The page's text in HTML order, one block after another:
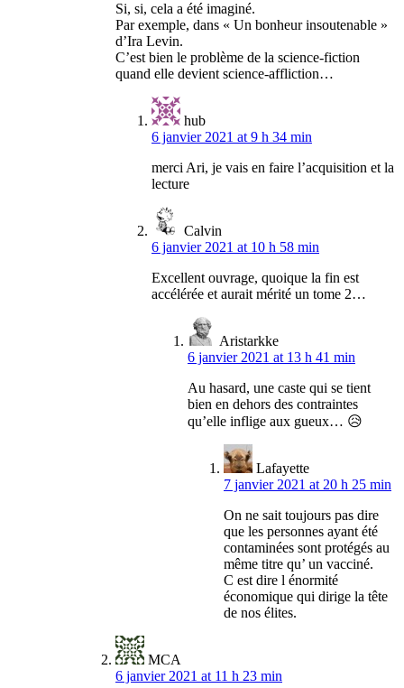
Si, si, cela a été imaginé.
Par exemple, dans « Un bonheur insoutenable »
d’Ira Levin.
C’est bien le problème de la science-fiction
quand elle devient science-affliction…
hub
6 janvier 2021 at 9 h 34 min
merci Ari, je vais en faire l’acquisition et la
lecture
Calvin
6 janvier 2021 at 10 h 58 min
Excellent ouvrage, quoique la fin est
accélérée et aurait mérité un tome 2…
Aristarkke
6 janvier 2021 at 13 h 41 min
Au hasard, une caste qui se tient
bien en dehors des contraintes
qu’elle inflige aux gueux… 😥
Lafayette
7 janvier 2021 at 20 h 25 min
On ne sait toujours pas dire
que les personnes ayant été
contaminées sont protégés au
même titre qu’ un vacciné.
C est dire l énormité
économique qui dirige la tête
de nos élites.
MCA
6 janvier 2021 at 11 h 23 min